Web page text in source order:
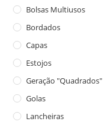
Bolsas Multiusos
Bordados
Capas
Estojos
Geração "Quadrados"
Golas
Lancheiras